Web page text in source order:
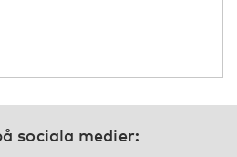
sociala medier: